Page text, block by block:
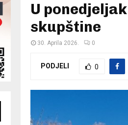
U
skupštine
30. Aprila 2026. 0
PODJELI 0